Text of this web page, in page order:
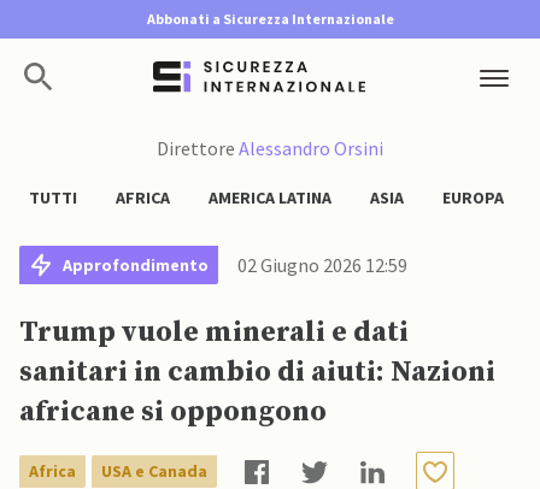
Abbonati a Sicurezza Internazionale
Direttore Alessandro Orsini
TUTTI AFRICA AMERICA LATINA ASIA EUROPA
Approfondimento 02 Giugno 2026 12:59
Trump vuole minerali e dati
sanitari in cambio di aiuti: Nazioni
africane si oppongono
Africa USA e Canada